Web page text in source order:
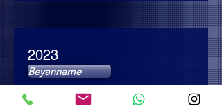
2023
Beyanname